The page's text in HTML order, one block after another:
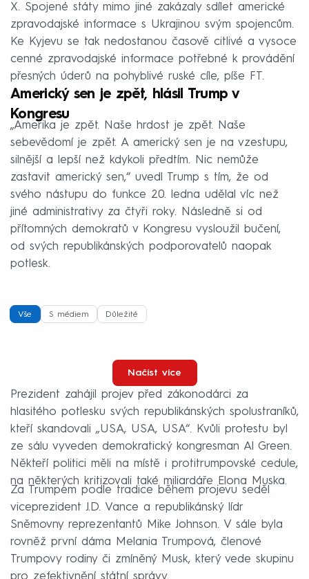
X. Spojené státy mimo jiné zakázaly sdílet americké
zpravodajské informace s Ukrajinou svým spojencům.
Ke Kyjevu se tak nedostanou časově citlivé a vysoce
cenné zpravodajské informace potřebné k provádění
přesných úderů na pohyblivé ruské cíle, píše FT.
Americký sen je zpět, hlásil Trump v
Kongresu
„Amerika je zpět. Naše hrdost je zpět. Naše
sebevědomí je zpět. A americký sen je na vzestupu,
silnější a lepší než kdykoli předtím. Nic nemůže
zastavit americký sen,“ uvedl Trump s tím, že od
svého nástupu do funkce 20. ledna udělal víc než
jiné administrativy za čtyři roky. Následně si od
přítomných demokratů v Kongresu vysloužil bučení,
od svých republikánských podporovatelů naopak
potlesk.
Vše S médiem Důležité
Načíst více
Prezident zahájil projev před zákonodárci za
hlasitého potlesku svých republikánských spolustraníků,
kteří skandovali „USA, USA, USA“. Kvůli protestu byl
ze sálu vyveden demokratický kongresman Al Green.
Někteří politici měli na místě i protitrumpovské cedule,
na některých kritizovali také miliardáře Elona Muska.
Za Trumpem podle tradice během projevu seděl
viceprezident J.D. Vance a republikánský lídr
Sněmovny reprezentantů Mike Johnson. V sále byla
rovněž první dáma Melania Trumpová, členové
Trumpovy rodiny či zmíněný Musk, který vede skupinu
pro zefektivnění státní správy.